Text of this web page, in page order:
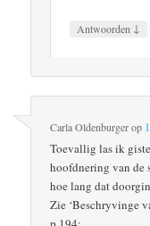
Antwoorden ↓
Carla Oldenburgerop
Toevallig las ik
hoofdnering van de
hoe lang dat
Zie ‘Beschryvinge